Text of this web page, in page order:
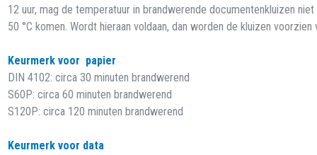
12 uur, mag de temperatuur in brandwerende documentenkluizen
50 °C komen. Wordt hieraan voldaan, dan worden de kluizen voorzien
Keurmerk voor papier
DIN 4102: circa 30 minuten brandwerend
S60P: circa 60 minuten brandwerend
S120P: circa 120 minuten brandwerend
Keurmerk voor data